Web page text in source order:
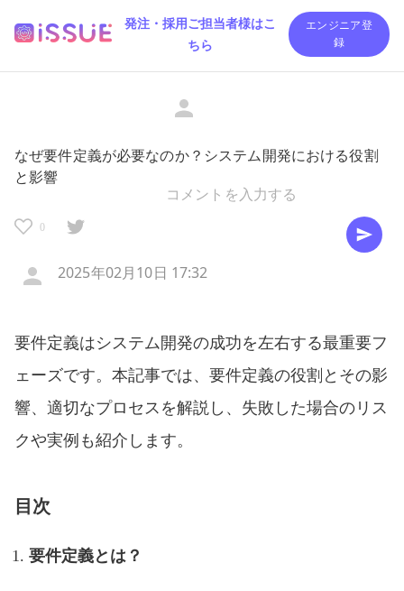
発注・採用ご担当者様はこ
ちら
エンジニア登
録
なぜ要件定義が必要なのか？システム開発における役割
と影響
0
2025年02月10日 17:32
要件定義はシステム開発の成功を左右する最重要フ
ェーズです。本記事では、要件定義の役割とその影
響、適切なプロセスを解説し、失敗した場合のリス
クや実例も紹介します。
目次
要件定義とは？